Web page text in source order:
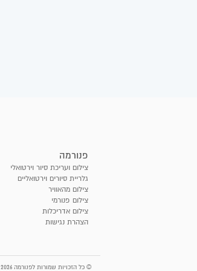
פנורמה
צילום ועריכת סיור וירטואלי
גלריית סיורים וירטואליים
צילום מהאוויר
צילום פנורמי
צילום אדריכלות
הצהרת נגישות
© כל הזכויות שמורות לפנורמה 2026.